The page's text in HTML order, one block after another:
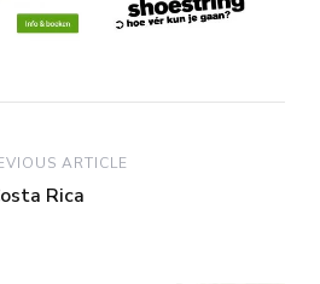
ARTICLE
Rica